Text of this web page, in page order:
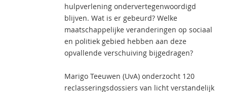
hulpverlening ondervertegenwoordigd
blijven. Wat is er gebeurd? Welke
maatschappelijke veranderingen op sociaal
en politiek gebied hebben aan deze
opvallende verschuiving bijgedragen?
Marigo Teeuwen (UvA) onderzocht 120
reclasseringsdossiers van licht verstandelijk